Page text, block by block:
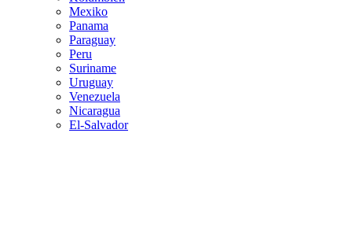
Mexiko
Panama
Paraguay
Peru
Suriname
Uruguay
Venezuela
Nicaragua
El-Salvador